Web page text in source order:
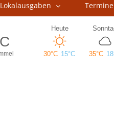
Lokalausgaben Termine